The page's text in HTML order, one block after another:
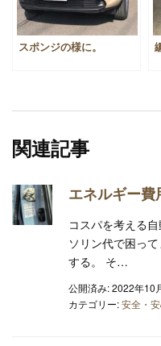
スポンジの様に。
関連記事
エネルギー費
コスパを考える
ソリン代で困っ
する。 そ…
公開済み: 2022年10
カテゴリー:安全・